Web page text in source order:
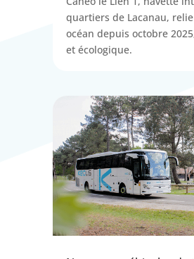
quartiers de Lacanau,
océan depuis octobre
et écologique.